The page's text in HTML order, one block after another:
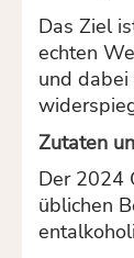
Das Ziel
echten
und
Zutaten
Der 2024
üblichen